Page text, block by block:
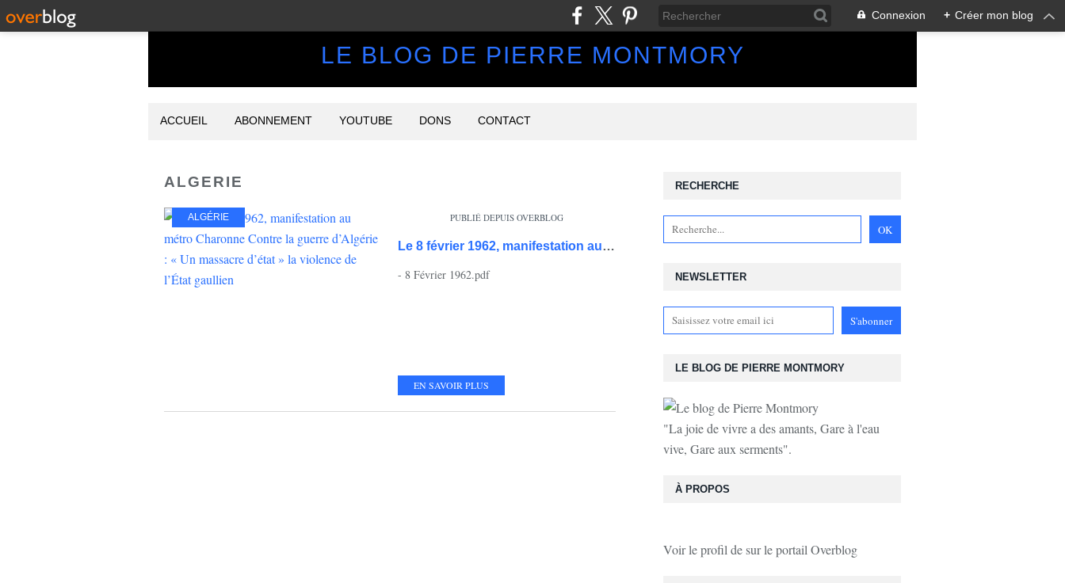
Connexion + Créer mon blog
LE BLOG DE PIERRE MONTMORY
ACCUEIL ABONNEMENT YOUTUBE DONS CONTACT
ALGERIE
ALGÉRIE PUBLIÉ DEPUIS OVERBLOG
Le 8 février 1962, manifestation au métro Charonne Contre la guerre d’Algérie : « Un massacre d’état » la violence de l’État gaullien
- 8 Février 1962.pdf
EN SAVOIR PLUS
NEWSLETTER
RECHERCHE
LE BLOG DE PIERRE MONTMORY
"La joie de vivre a des amants, Gare à l'eau
vive, Gare aux serments".
À PROPOS
Voir le profil desur le portail Overblog